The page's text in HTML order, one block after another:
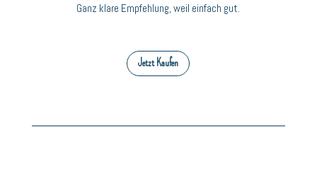
Ganz klare Empfehlung, weil einfach gut.
Jetzt Kaufen